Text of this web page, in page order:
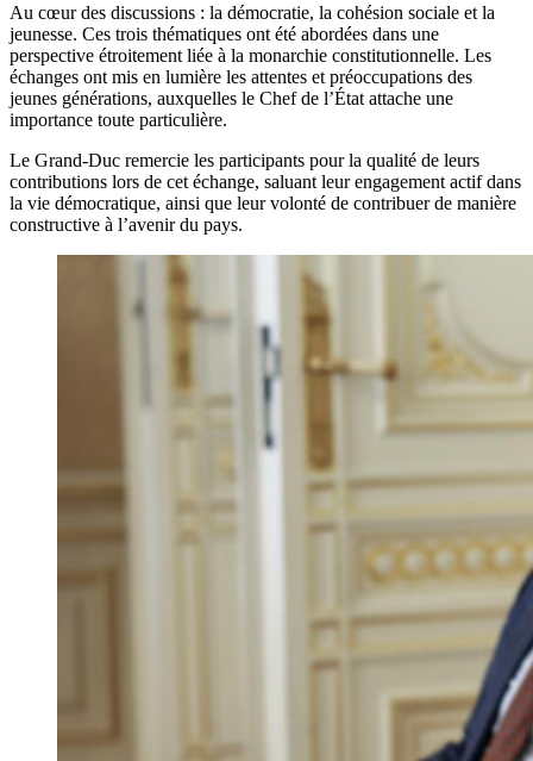
Au cœur des discussions : la démocratie, la cohésion sociale et la
jeunesse. Ces trois thématiques ont été abordées dans une
perspective étroitement liée à la monarchie constitutionnelle. Les
échanges ont mis en lumière les attentes et préoccupations des
jeunes générations, auxquelles le Chef de l’État attache une
importance toute particulière.
Le Grand-Duc remercie les participants pour la qualité de leurs
contributions lors de cet échange, saluant leur engagement actif dans
la vie démocratique, ainsi que leur volonté de contribuer de manière
constructive à l’avenir du pays.